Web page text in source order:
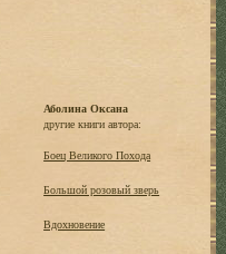
Аболина Оксана
другие книги автора:
Боец Великого Похода
Большой розовый зверь
Вдохновение